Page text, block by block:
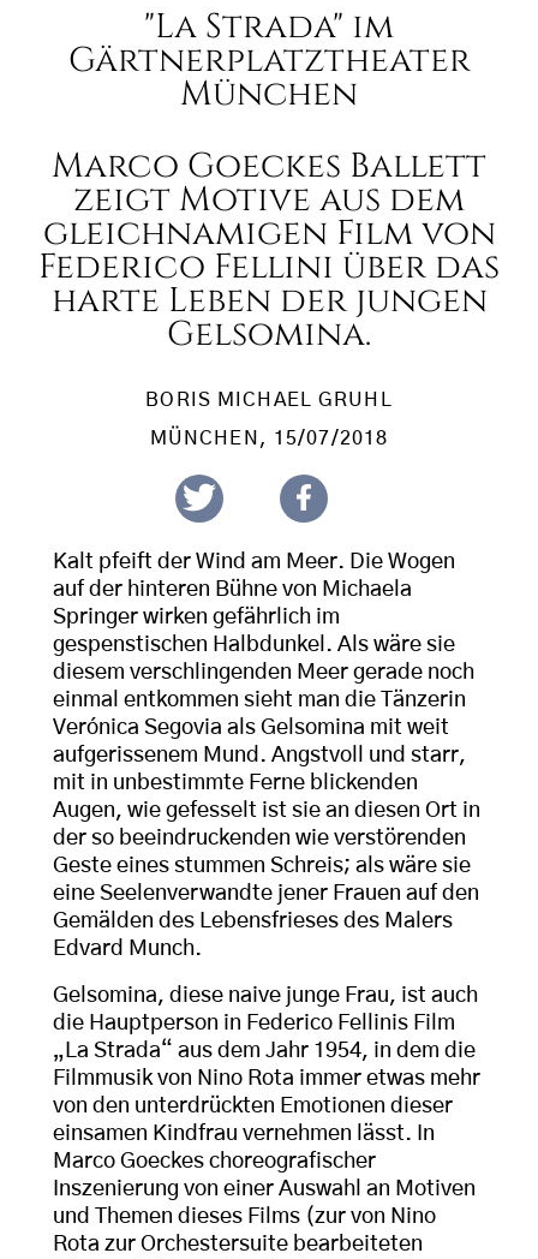
"La Strada" im
Gärtnerplatztheater
München
Marco Goeckes Ballett
zeigt Motive aus dem
gleichnamigen Film von
Federico Fellini über das
harte Leben der jungen
Gelsomina.
BORIS MICHAEL GRUHL
MÜNCHEN , 15/07/2018
Kalt pfeift der Wind am Meer. Die Wogen
auf der hinteren Bühne von Michaela
Springer wirken gefährlich im
gespenstischen Halbdunkel. Als wäre sie
diesem verschlingenden Meer gerade noch
einmal entkommen sieht man die Tänzerin
Verónica Segovia als Gelsomina mit weit
aufgerissenem Mund. Angstvoll und starr,
mit in unbestimmte Ferne blickenden
Augen, wie gefesselt ist sie an diesen Ort in
der so beeindruckenden wie verstörenden
Geste eines stummen Schreis; als wäre sie
eine Seelenverwandte jener Frauen auf den
Gemälden des Lebensfrieses des Malers
Edvard Munch.
Gelsomina, diese naive junge Frau, ist auch
die Hauptperson in Federico Fellinis Film
„La Strada“ aus dem Jahr 1954, in dem die
Filmmusik von Nino Rota immer etwas mehr
von den unterdrückten Emotionen dieser
einsamen Kindfrau vernehmen lässt. In
Marco Goeckes choreografischer
Inszenierung von einer Auswahl an Motiven
und Themen dieses Films (zur von Nino
Rota zur Orchestersuite bearbeiteten